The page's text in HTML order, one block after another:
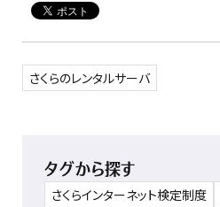
さくらのレンタルサーバ
タグから探す
さくらインターネット検定制度